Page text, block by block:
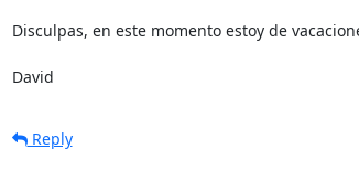
Disculpas, en este momento estoy de
David
Reply